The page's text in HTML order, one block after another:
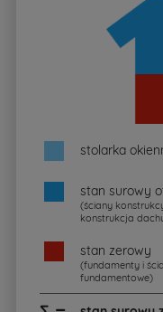
stolarka
stan surowy
(ściany
konstrukcja
stan zerowy
(fundamenty i
fundamentowe)